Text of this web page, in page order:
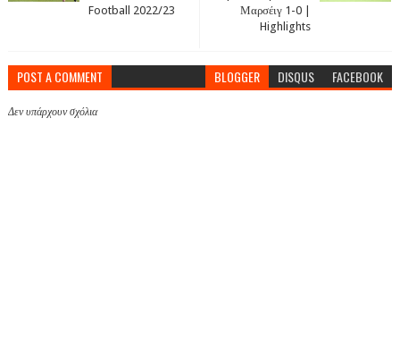
Μαρσέιγ 1-0 |
Highlights
Football 2022/23
POST A COMMENT BLOGGER DISQUS FACEBOOK
Δεν υπάρχουν σχόλια